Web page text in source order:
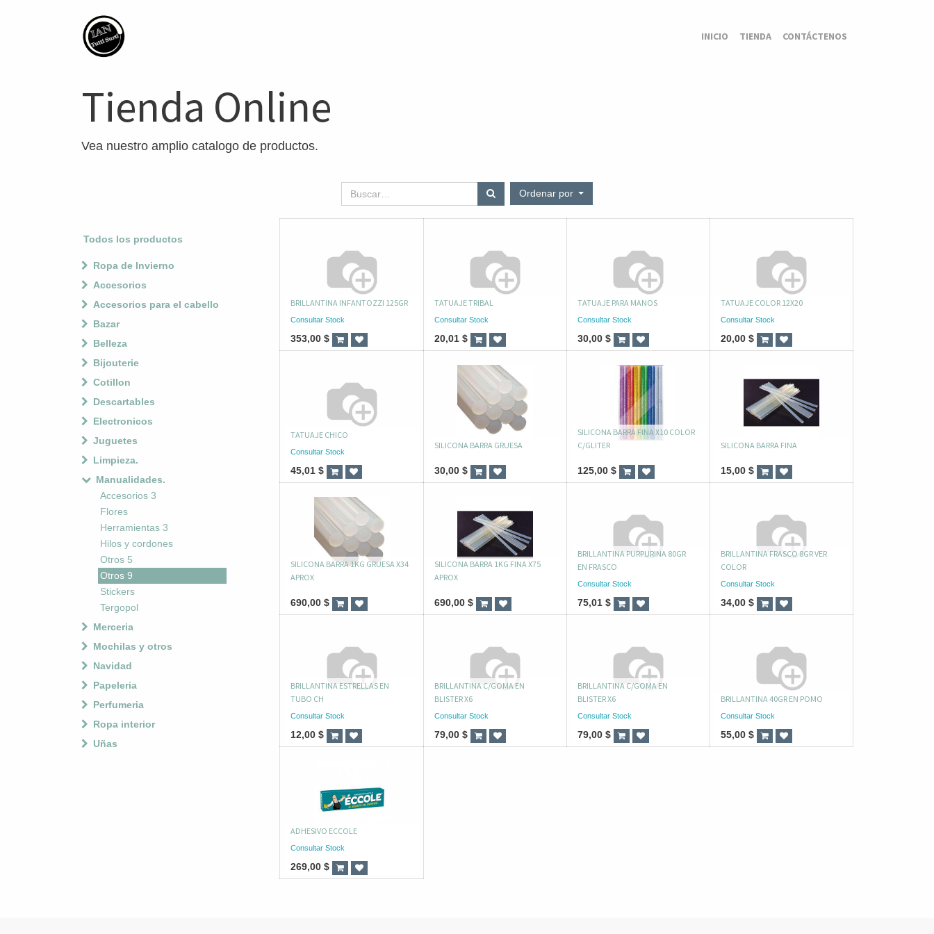
INICIO TIENDA CONTÁCTENOS
Tienda Online
Vea nuestro amplio catalogo de productos.
Ordenar por
Todos los productos
Ropa de Invierno
Accesorios
Accesorios para el cabello
Bazar
Belleza
Bijouterie
Cotillon
Descartables
Electronicos
Juguetes
Limpieza.
Manualidades.
Accesorios 3
Flores
Herramientas 3
Hilos y cordones
Otros 5
Otros 9
Stickers
Tergopol
Merceria
Mochilas y otros
Navidad
Papeleria
Perfumeria
Ropa interior
Uñas
BRILLANTINA INFANTOZZI 125GR
Consultar Stock
353,00 $
TATUAJE TRIBAL
Consultar Stock
20,01 $
TATUAJE PARA MANOS
Consultar Stock
30,00 $
TATUAJE COLOR 12X20
Consultar Stock
20,00 $
TATUAJE CHICO
Consultar Stock
45,01 $
SILICONA BARRA GRUESA
30,00 $
SILICONA BARRA FINA X10 COLOR
C/GLITER
125,00 $
SILICONA BARRA FINA
15,00 $
SILICONA BARRA 1KG GRUESA X34
APROX
690,00 $
SILICONA BARRA 1KG FINA X75
APROX
690,00 $
BRILLANTINA PURPURINA 80GR
EN FRASCO
Consultar Stock
75,01 $
BRILLANTINA FRASCO 8GR VER
COLOR
Consultar Stock
34,00 $
BRILLANTINA ESTRELLAS EN
TUBO CH
Consultar Stock
12,00 $
BRILLANTINA C/GOMA EN
BLISTER X6
Consultar Stock
79,00 $
BRILLANTINA C/GOMA EN
BLISTER X6
Consultar Stock
79,00 $
BRILLANTINA 40GR EN POMO
Consultar Stock
55,00 $
ADHESIVO ECCOLE
Consultar Stock
269,00 $